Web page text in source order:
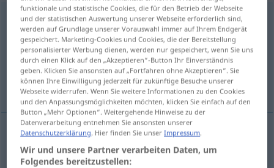
Konkurrenzneidm
Übersicht aller Übersetzungen
(Für mehr Details die Übersetzung anklicken/antippen)
professional jealousy
professionaljealousy Konkurrenzneid
funktionale und statistische Cookies, die für den Betrieb der Webseite
und der statistischen Auswertung unserer Webseite erforderlich sind,
werden auf Grundlage unserer Vorauswahl immer auf Ihrem Endgerät
gespeichert. Marketing-Cookies und Cookies, die der Bereitstellung
personalisierter Werbung dienen, werden nur gespeichert, wenn Sie uns
durch einen Klick auf den „Akzeptieren“-Button Ihr Einverständnis
geben. Klicken Sie ansonsten auf „Fortfahren ohne Akzeptieren“. Sie
können Ihre Einwilligung jederzeit für zukünftige Besuche unserer
Webseite widerrufen. Wenn Sie weitere Informationen zu den Cookies
und den Anpassungsmöglichkeiten möchten, klicken Sie einfach auf den
Button „Mehr Optionen“. Weitergehende Hinweise zu der
Datenverarbeitung entnehmen Sie ansonsten unserer
Datenschutzerklärung. Hier finden Sie unserImpressum.
Wir und unsere Partner verarbeiten Daten, um
Folgendes bereitzustellen: